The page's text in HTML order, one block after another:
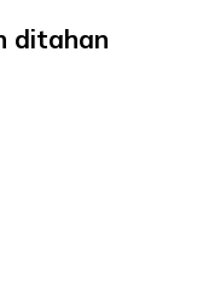
ditahan